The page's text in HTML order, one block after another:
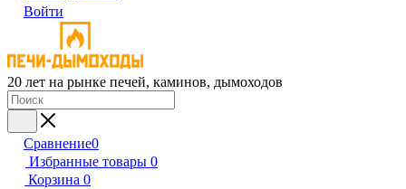
Войти
20 лет на рынке печей, каминов, дымоходов
Сравнение0
Избранные товары 0
Корзина 0